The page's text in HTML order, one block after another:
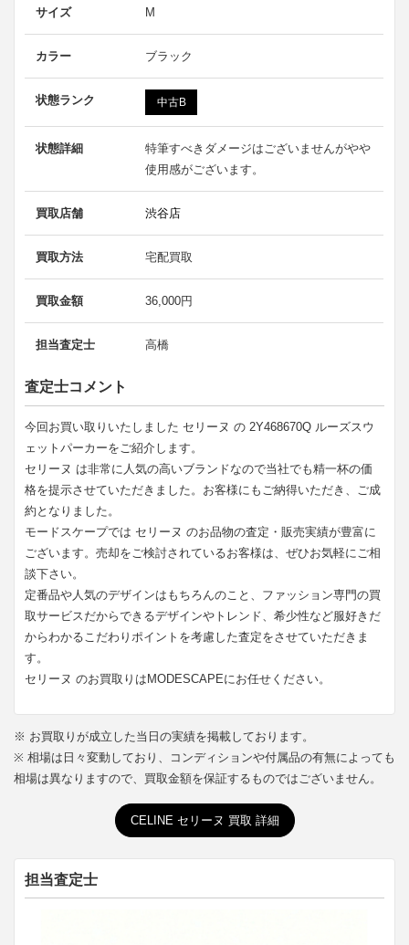
サイズ M
カラー ブラック
状態ランク 中古B
状態詳細
特筆すべきダメージはございませんがやや
使用感がございます。
買取店舗 渋谷店
買取方法 宅配買取
買取金額 36,000円
担当査定士 高橋
査定士コメント
今回お買い取りいたしました セリーヌ の 2Y468670Q ルーズスウ
ェットパーカーをご紹介します。
セリーヌ は非常に人気の高いブランドなので当社でも精一杯の価
格を提示させていただきました。お客様にもご納得いただき、ご成
約となりました。
モードスケープでは セリーヌ のお品物の査定・販売実績が豊富に
ございます。売却をご検討されているお客様は、ぜひお気軽にご相
談下さい。
定番品や人気のデザインはもちろんのこと、ファッション専門の買
取サービスだからできるデザインやトレンド、希少性など服好きだ
からわかるこだわりポイントを考慮した査定をさせていただきま
す。
セリーヌ のお買取りはMODESCAPEにお任せください。
※ お買取りが成立した当日の実績を掲載しております。
※ 相場は日々変動しており、コンディションや付属品の有無によっても
相場は異なりますので、買取金額を保証するものではございません。
CELINE セリーヌ 買取 詳細
担当査定士